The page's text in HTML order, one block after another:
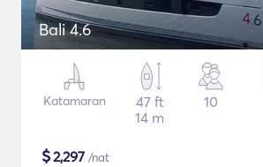
Bali 4.6
Katamaran
47 ft
14 m
10
$2,297 /nat